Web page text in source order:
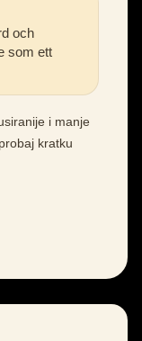
och
som ett
i manje
kratku